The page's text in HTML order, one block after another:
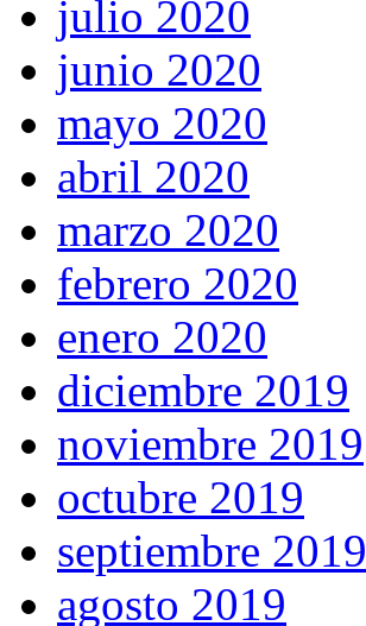
julio 2020
junio 2020
mayo 2020
abril 2020
marzo 2020
febrero 2020
enero 2020
diciembre 2019
noviembre 2019
octubre 2019
septiembre 2019
agosto 2019